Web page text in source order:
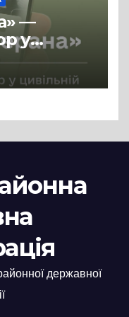
—
у
державної